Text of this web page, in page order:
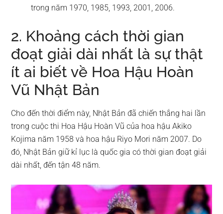
trong năm 1970, 1985, 1993, 2001, 2006.
2. Khoảng cách thời gian
đoạt giải dài nhất là sự thật
ít ai biết về Hoa Hậu Hoàn
Vũ Nhật Bản
Cho đến thời điểm này, Nhật Bản đã chiến thắng hai lần
trong cuộc thi Hoa Hậu Hoàn Vũ của hoa hậu Akiko
Kojima năm 1958 và hoa hậu Riyo Mori năm 2007. Do
đó, Nhật Bản giữ kỉ lục là quốc gia có thời gian đoạt giải
dài nhất, đến tận 48 năm.